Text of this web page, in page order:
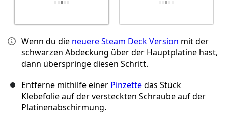
Wenn du die neuere Steam Deck Version mit der
schwarzen Abdeckung über der Hauptplatine hast,
dann überspringe diesen Schritt.
Entferne mithilfe einer Pinzettedas Stück
Klebefolie auf der versteckten Schraube auf der
Platinenabschirmung.